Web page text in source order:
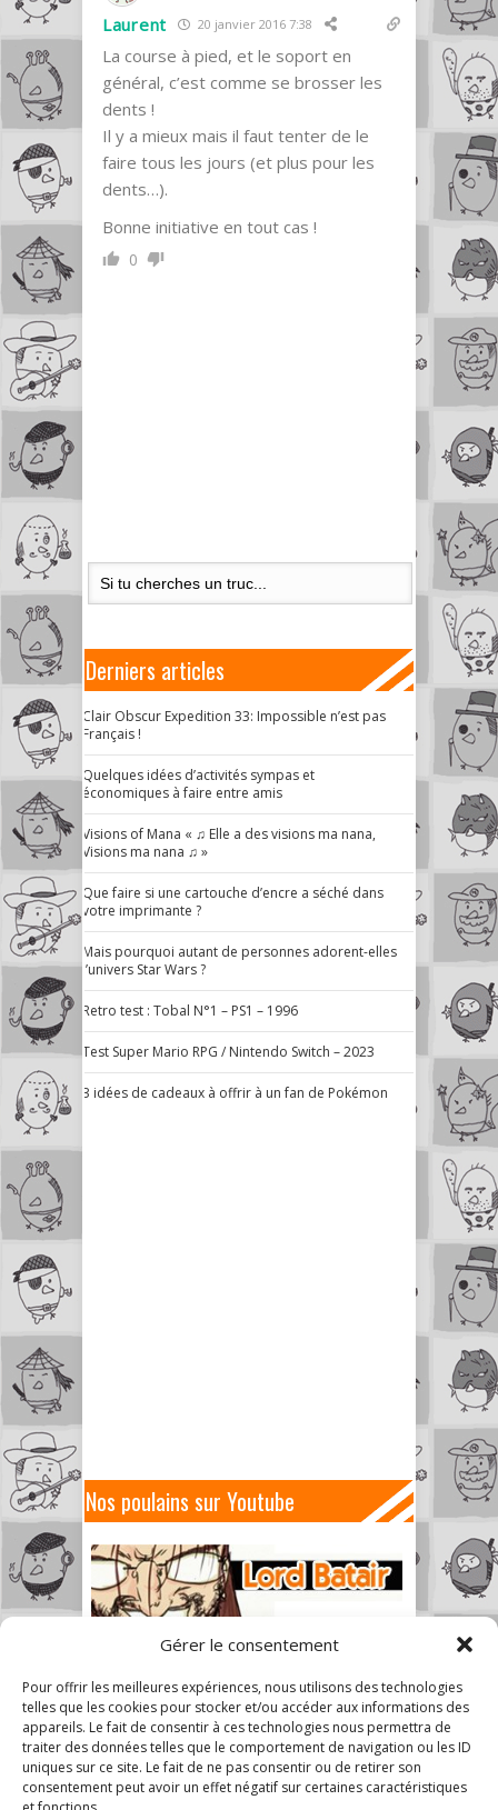
Gérer le consentement
Pour offrir les meilleures expériences, nous utilisons des technologies
telles que les cookies pour stocker et/ou accéder aux informations des
appareils. Le fait de consentir à ces technologies nous permettra de
traiter des données telles que le comportement de navigation ou les ID
uniques sur ce site. Le fait de ne pas consentir ou de retirer son
consentement peut avoir un effet négatif sur certaines caractéristiques
Laurent 20 janvier 2016 7:38
La course à pied, et le soport en
général, c’est comme se brosser les
dents !
Il y a mieux mais il faut tenter de le
faire tous les jours (et plus pour les
dents…).
Bonne initiative en tout cas !
0
Derniers articles
Clair Obscur Expedition 33: Impossible n’est pas
Français !
Quelques idées d’activités sympas et
économiques à faire entre amis
Visions of Mana « ♫ Elle a des visions ma nana,
Visions ma nana ♫ »
Que faire si une cartouche d’encre a séché dans
votre imprimante ?
Mais pourquoi autant de personnes adorent-elles
l’univers Star Wars ?
Retro test : Tobal N°1 – PS1 – 1996
Test Super Mario RPG / Nintendo Switch – 2023
3 idées de cadeaux à offrir à un fan de Pokémon
Nos poulains sur Youtube